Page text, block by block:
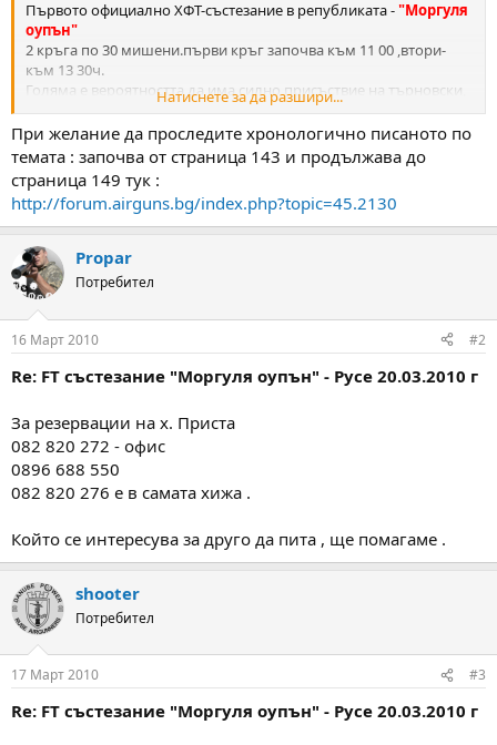
Първото официално ХФТ-състезание в републиката -"Моргуля
оупън"
2 кръга по 30 мишени.първи кръг започва към 11 00 ,втори-
към 13 30ч.
Голяма е вероятността да има силно присъствие на търновски,
варненски и софийски стрелци.
Натиснете за да разшири...
При желание да проследите хронологично писаното по
темата : започва от страница 143 и продължава до
страница 149 тук :
http://forum.airguns.bg/index.php?topic=45.2130
Propar
Потребител
16 Март 2010 #2
Re: FT състезание "Моргуля оупън" - Русе 20.03.2010 г
За резервации на х. Приста
082 820 272 - офис
0896 688 550
082 820 276 е в самата хижа .
Който се интересува за друго да пита , ще помагаме .
shooter
Потребител
17 Март 2010 #3
Re: FT състезание "Моргуля оупън" - Русе 20.03.2010 г